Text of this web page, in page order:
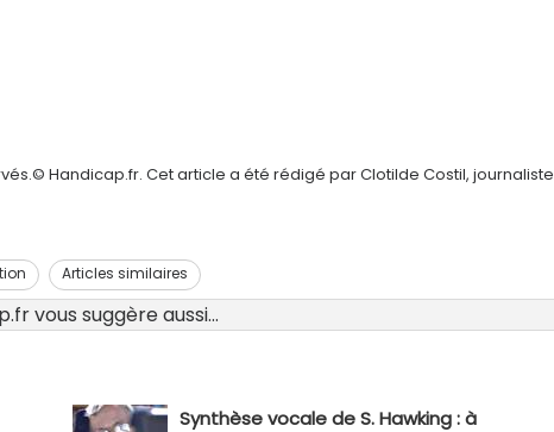
Handicap.fr. Cet article a été rédigé par Clotilde Costil, journaliste
Articles similaires
vous suggère aussi...
Synthèse vocale de S. Hawking : à